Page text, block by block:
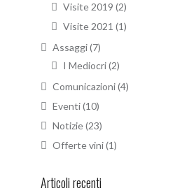
Visite 2019 (2)
Visite 2021 (1)
Assaggi(7)
I Mediocri(2)
Comunicazioni(4)
Eventi(10)
Notizie(23)
Offerte vini(1)
Articoli recenti